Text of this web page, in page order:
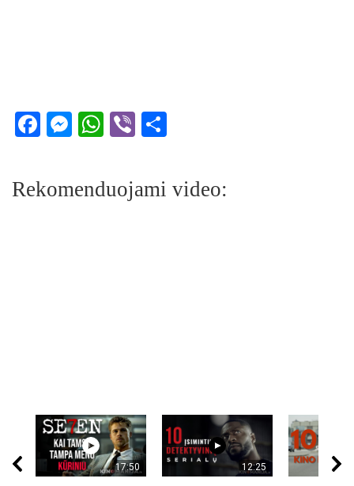
Facebook
Messenger
WhatsApp
Viber
Rekomenduojami video:
17:50 12:25